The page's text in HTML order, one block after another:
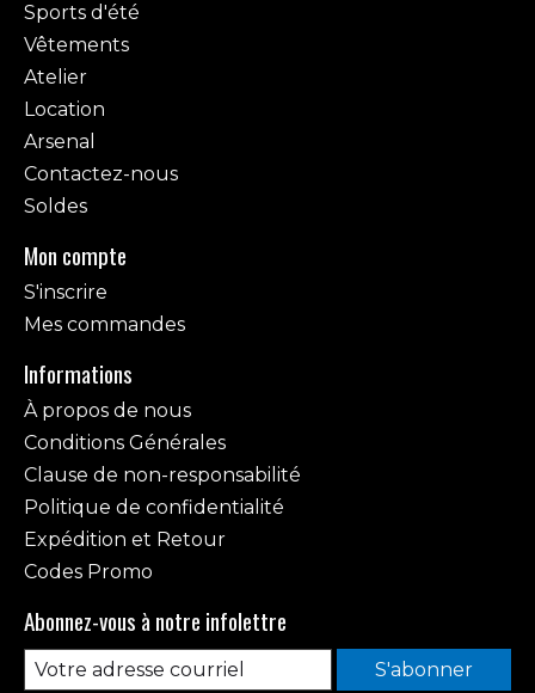
Sports d'été
Vêtements
Atelier
Location
Arsenal
Contactez-nous
Soldes
Mon compte
S'inscrire
Mes commandes
Informations
À propos de nous
Conditions Générales
Clause de non-responsabilité
Politique de confidentialité
Expédition et Retour
Codes Promo
Abonnez-vous à notre infolettre
S'abonner